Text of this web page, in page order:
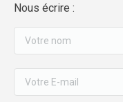
Nous écrire :